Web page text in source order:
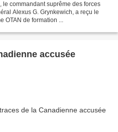
commandant suprême des forces
Alexus G. Grynkewich, a reçu le
OTAN de formation ...
accusée